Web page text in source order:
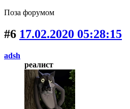
Поза форумом
#6 17.02.2020 05:28:15
adsh
реалист